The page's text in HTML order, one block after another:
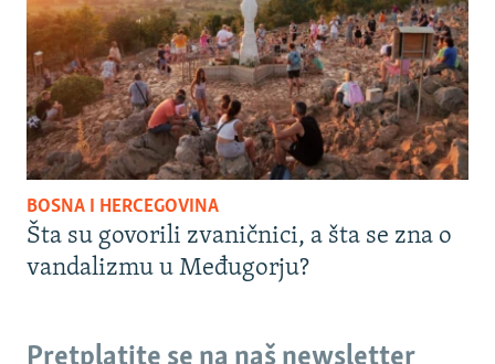
BOSNA I HERCEGOVINA
Šta su govorili zvaničnici, a šta se zna o
vandalizmu u Međugorju?
Pretplatite se na naš newsletter